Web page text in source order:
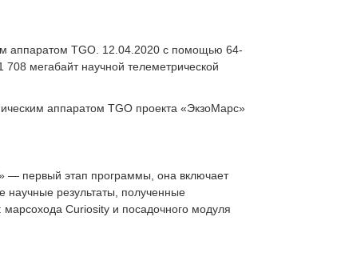
аппаратом TGO. 12.04.2020 с помощью 64-
мегабайт научной телеметрической
аппаратом TGO проекта «ЭкзоМарс»
— первый этап программы, она включает
результаты, полученные
марсохода Curiosity и посадочного модуля